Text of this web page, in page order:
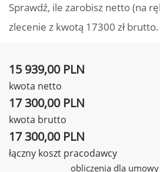
Sprawdź, ile zarobisz netto (na
zlecenie z kwotą 17300 zł brutto.
15 939,00 PLN
kwota netto
17 300,00 PLN
kwota brutto
17 300,00 PLN
łączny koszt pracodawcy
obliczenia dla umowy